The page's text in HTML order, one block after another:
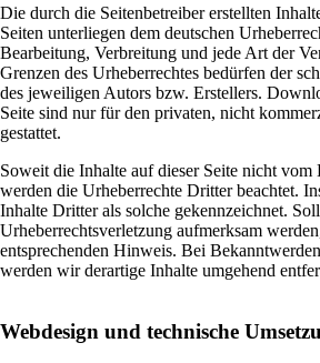
Die durch die Seitenbetreiber erstellten
Seiten unterliegen dem deutschen
Bearbeitung, Verbreitung und jede Art der
Grenzen des Urheberrechtes bedürfen der
des jeweiligen Autors bzw. Erstellers.
Seite sind nur für den privaten, nicht
gestattet.
Soweit die Inhalte auf dieser Seite nicht vom
werden die Urheberrechte Dritter beachtet.
Inhalte Dritter als solche gekennzeichnet.
Urheberrechtsverletzung aufmerksam
entsprechenden Hinweis. Bei
werden wir derartige Inhalte umgehend
Webdesign und technische